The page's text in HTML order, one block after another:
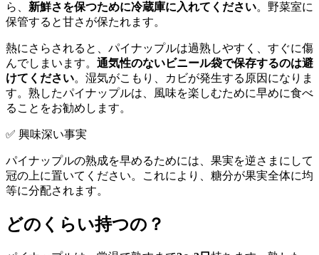
ら、 新鮮さを保つために冷蔵庫に入れてください。野菜室に
保管すると甘さが保たれます。
熱にさらされると、パイナップルは過熟しやすく、すぐに傷
んでしまいます。 通気性のないビニール袋で保存するのは避
けてください。湿気がこもり、カビが発生する原因になりま
す。熟したパイナップルは、風味を楽しむために早めに食べ
ることをお勧めします。
✅ 興味深い事実
パイナップルの熟成を早めるためには、果実を逆さまにして
冠の上に置いてください。これにより、糖分が果実全体に均
等に分配されます。
どのくらい持つの？